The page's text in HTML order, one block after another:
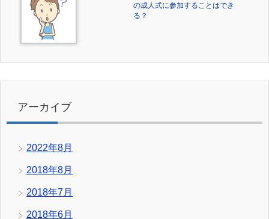
の成人式に参加することはでき
る？
アーカイブ
2022年8月
2018年8月
2018年7月
2018年6月